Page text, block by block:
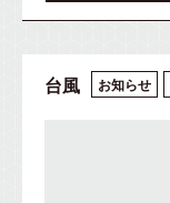
台風 お知らせ